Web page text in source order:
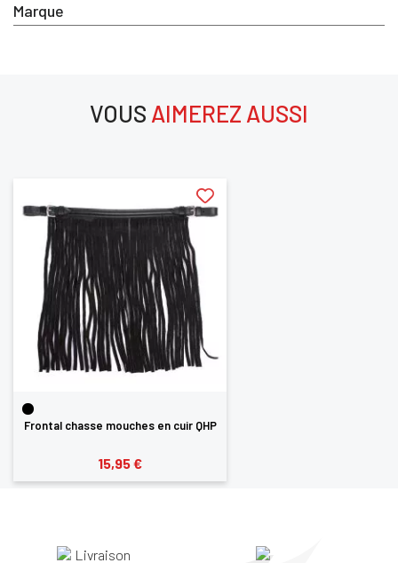
Marque
VOUS AIMEREZ AUSSI
Frontal chasse mouches en cuir QHP
15,95 €
votre liste d'envie
ANNULER